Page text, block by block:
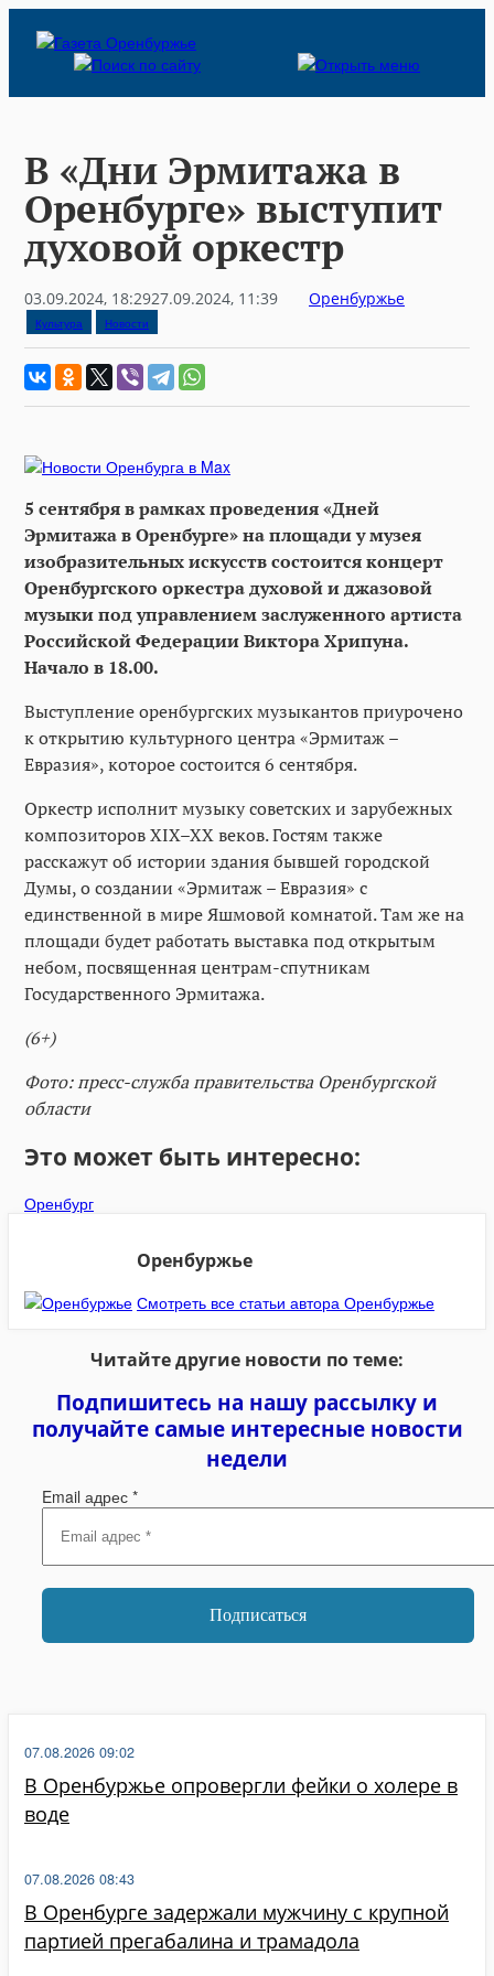
В «Дни Эрмитажа в
Оренбурге» выступит
духовой оркестр
03.09.2024, 18:2927.09.2024, 11:39 Оренбуржье
Культура Новости
5 сентября в рамках проведения «Дней
Эрмитажа в Оренбурге» на площади у музея
изобразительных искусств состоится концерт
Оренбургского оркестра духовой и джазовой
музыки под управлением заслуженного артиста
Российской Федерации Виктора Хрипуна.
Начало в 18.00.
Выступление оренбургских музыкантов приурочено
к открытию культурного центра «Эрмитаж –
Евразия», которое состоится 6 сентября.
Оркестр исполнит музыку советских и зарубежных
композиторов XIX–XX веков. Гостям также
расскажут об истории здания бывшей городской
Думы, о создании «Эрмитаж – Евразия» с
единственной в мире Яшмовой комнатой. Там же на
площади будет работать выставка под открытым
небом, посвященная центрам-спутникам
Государственного Эрмитажа.
(6+)
Фото: пресс-служба правительства Оренбургской
области
Это может быть интересно:
Оренбург
Оренбуржье
Смотреть все статьи автора Оренбуржье
Читайте другие новости по теме:
Подпишитесь на нашу рассылку и
получайте самые интересные новости
недели
Email адрес *
В Оренбуржье опровергли фейки о холере в
воде
07.08.2026 09:02
В Оренбурге задержали мужчину с крупной
партией прегабалина и трамадола
07.08.2026 08:43